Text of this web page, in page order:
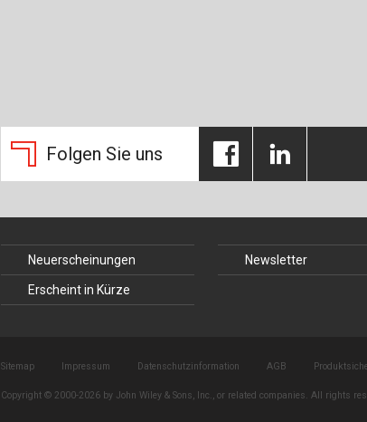
Folgen Sie uns
Neuerscheinungen
Erscheint in Kürze
Newsletter
Sitemap Impressum Datenschutzinformation AGB
Copyright © 2000-2026 by John Wiley & Sons, Inc., or related companies. All rights